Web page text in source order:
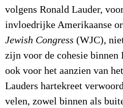
volgens Ronald Lauder,
invloedrijke Amerikaanse
Jewish Congress (WJC),
zijn voor de cohesie binnen
ook voor het aanzien van
Lauders hartekreet
velen, zowel binnen als